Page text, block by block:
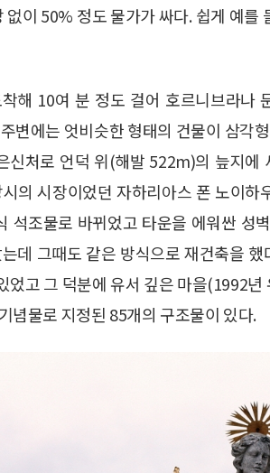
없이 50% 정도 물가가 싸다. 쉽게 예
해 10여 분 정도 걸어 호르니브라나
변에는 엇비슷한 형태의 건물이 삼각
신처로 언덕 위(해발 522m)의 늪지에
의 시장이었던 자하리아스 폰 노이하
석조물로 바뀌었고 타운을 에워싼 성
데 그때도 같은 방식으로 재건축을
었고 그 덕분에 유서 깊은 마을(1992
념물로 지정된 85개의 구조물이 있다.